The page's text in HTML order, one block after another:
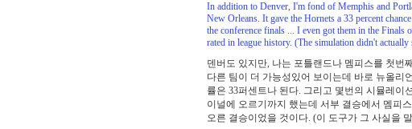
In addition to Denver, I'm fond of Memphis and
New Orleans. It gave the Hornets a 33 percent
the conference finals ... I even got them in the Finals
rated in league history. (The simulation didn't
덴버도 있지만, 나는 포틀랜드나 멤피스를 첫번
다른 팀이 더 가능성있어 보이는데 바로 뉴올리
률은 33퍼센트나 된다. 그리고 몇번의 시뮬레
이널에 오르기까지 했는데 서부 결승에서 멤피
오른 결승이었을 것이다. (이 도구가 그 사실을